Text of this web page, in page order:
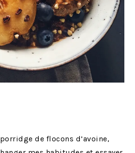
de flocons d’avoine,